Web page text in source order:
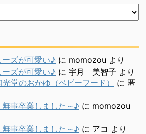
ーズが可愛い♪ に momozou より
ーズが可愛い♪ に 宇月 美智子 より
堂のおかゆ（ベビーフード）
に 匿
事卒業しました～♪ に momozou
事卒業しました～♪ に アコ より